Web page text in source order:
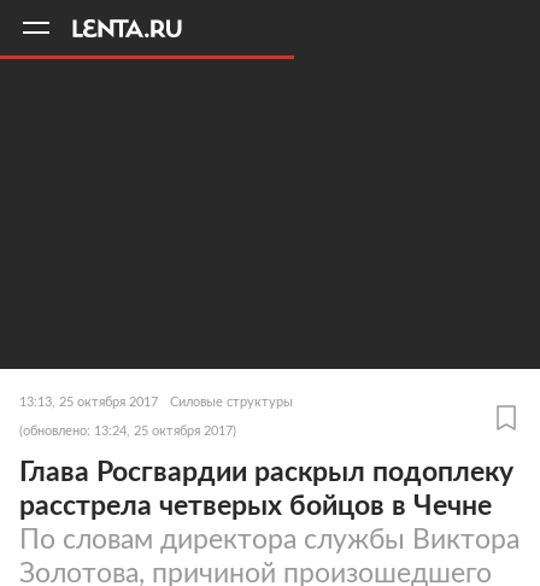
13:13, 25 октября 2017 Силовые структуры
(обновлено: 13:24, 25 октября 2017)
Глава Росгвардии раскрыл подоплеку
расстрела четверых бойцов в Чечне
По словам директора службы Виктора
Золотова, причиной произошедшего